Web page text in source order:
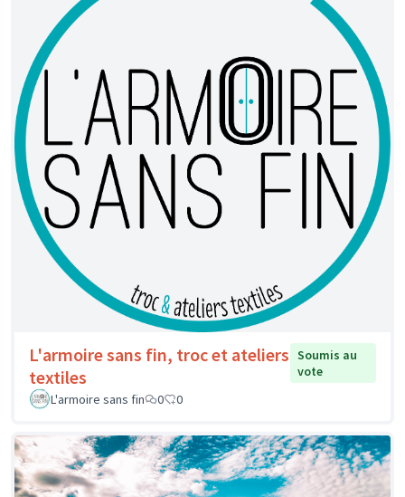
L'armoire sans fin, troc et ateliers
textiles
Soumis au
vote
L'armoire sans fin
0 0